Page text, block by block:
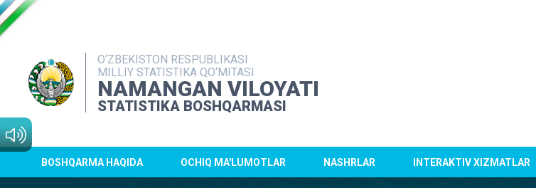
O‘ZBEKISTON RESPUBLIKASI
MILLIY STATISTIKA QO‘MITASI
NAMANGAN VILOYATI
STATISTIKA BOSHQARMASI
BOSHQARMA HAQIDA OCHIQ MA'LUMOTLAR NASHRLAR INTERAKTIV XIZMATLAR